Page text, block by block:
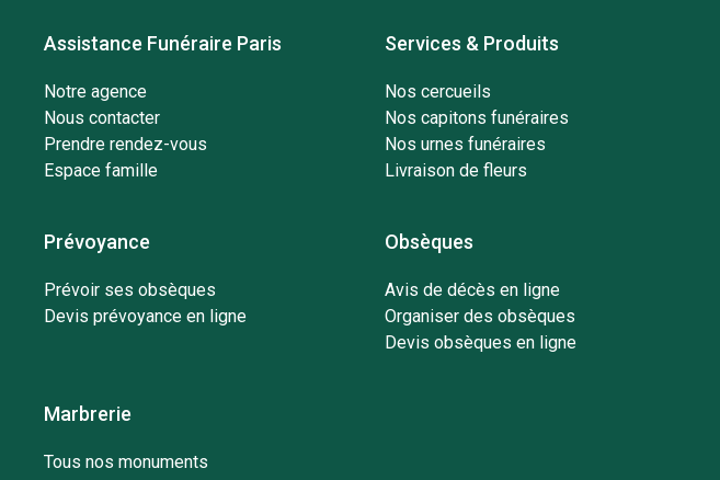
Assistance Funéraire Paris
Notre agence
Nous contacter
Prendre rendez-vous
Espace famille
Services & Produits
Nos cercueils
Nos capitons funéraires
Nos urnes funéraires
Livraison de fleurs
Prévoyance
Prévoir ses obsèques
Devis prévoyance en ligne
Obsèques
Avis de décès en ligne
Organiser des obsèques
Devis obsèques en ligne
Marbrerie
Tous nos monuments